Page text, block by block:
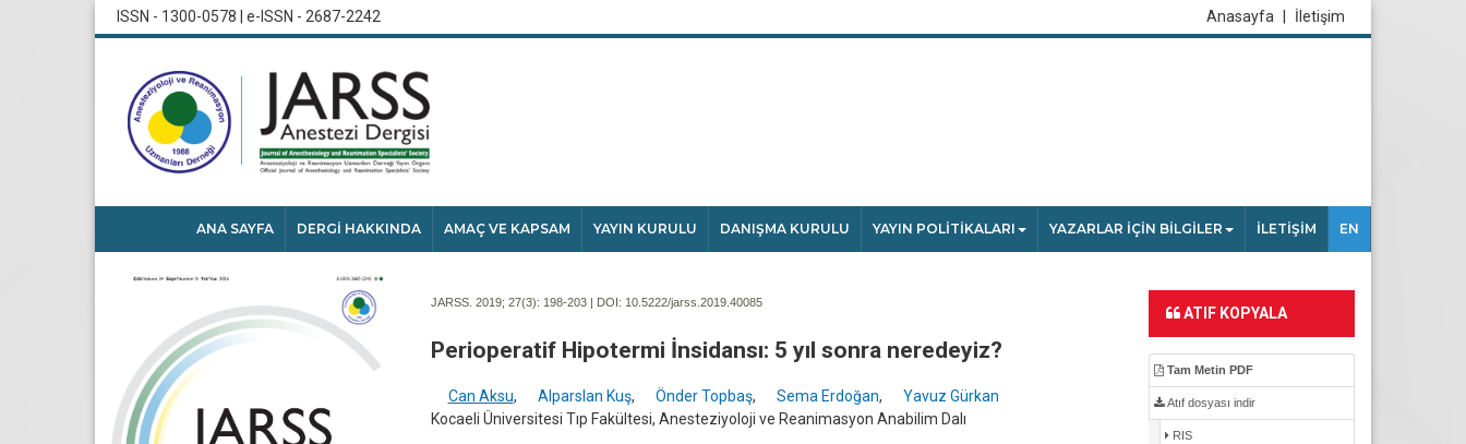
ISSN - 1300-0578 | e-ISSN - 2687-2242 İletişim
Anasayfa
ANA SAYFA DERGİ HAKKINDA AMAÇ VE KAPSAM YAYIN KURULU DANIŞMA KURULU YAYIN POLİTİKALARI YAZARLAR İÇİN BİLGİLER İLETİŞİM EN
JARSS. 2019; 27(3): 198-203 | DOI: 10.5222/jarss.2019.40085
Perioperatif Hipotermi İnsidansı: 5 yıl sonra neredeyiz?
Can Aksu, Alparslan Kuş, Önder Topbaş, Sema Erdoğan,
Yavuz Gürkan
Kocaeli Üniversitesi Tıp Fakültesi, Anesteziyoloji ve Reanimasyon Anabilim Dalı
ATIF KOPYALA
Tam Metin PDF
Atıf dosyası indir
RIS